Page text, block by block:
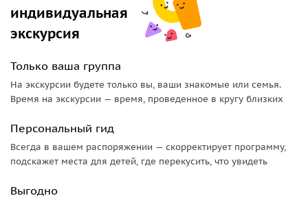
янтарь! В Янтарном находится более 90% мирового
запаса солнечного камня. О янтаре, где его лучше купить,
время нашей экскурсии. По желанию мы посетим
янтарный комбинат.
Далее наша дорога лежит в живописнейший город
области, в Светлогорск (бывший Раушен).
прусской знати. Прогуляемся по городу, осмотрим
променаду. Вы полюбуетесь на старинные виллы
индивидуальная
экскурсия
Только ваша группа
На экскурсии будете только вы, ваши знакомые или семья.
Время на экскурсии — время, проведенное в кругу близких
Персональный гид
Всегда в вашем распоряжении — скорректирует программу,
подскажет места для детей, где перекусить, что увидеть
Выгодно